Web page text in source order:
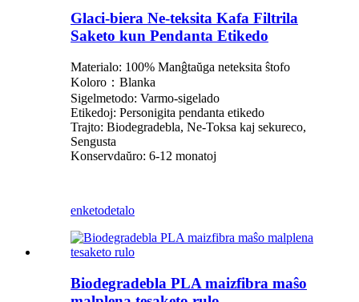
Glaci-biera Ne-teksita Kafa Filtrila
Saketo kun Pendanta Etikedo
Materialo: 100% Manĝtaŭga neteksita ŝtofo
Koloro：Blanka
Sigelmetodo: Varmo-sigelado
Etikedoj: Personigita pendanta etikedo
Trajto: Biodegradebla, Ne-Toksa kaj sekureco,
Sengusta
Konservdaŭro: 6-12 monatoj
enketodetalo
Biodegradebla PLA maizfibra maŝo